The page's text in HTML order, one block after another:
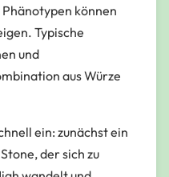
können
Typische
und
aus Würze
ein: zunächst ein
der sich zu